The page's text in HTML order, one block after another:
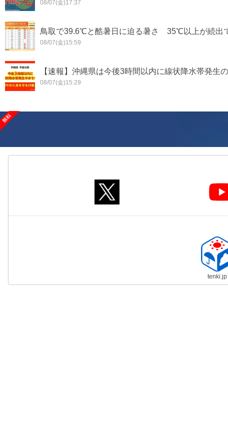
08/07(金)17:37
鳥取で39.6℃と酷暑日に迫る暑さ 35℃以上が続出
08/07(金)15:59
【速報】沖縄県は今後3時間以内に線状降水帯発
08/07(金)15:29
tenki.jp